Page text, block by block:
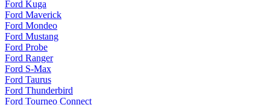
Ford Kuga
Ford Maverick
Ford Mondeo
Ford Mustang
Ford Probe
Ford Ranger
Ford S-Max
Ford Taurus
Ford Thunderbird
Ford Tourneo Connect